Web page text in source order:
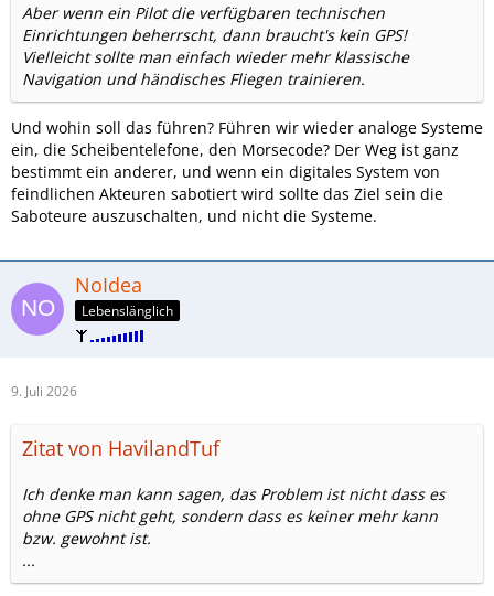
Aber wenn ein Pilot die verfügbaren technischen
Einrichtungen beherrscht, dann braucht's kein GPS!
Vielleicht sollte man einfach wieder mehr klassische
Navigation und händisches Fliegen trainieren.
Und wohin soll das führen? Führen wir wieder analoge Systeme
ein, die Scheibentelefone, den Morsecode? Der Weg ist ganz
bestimmt ein anderer, und wenn ein digitales System von
feindlichen Akteuren sabotiert wird sollte das Ziel sein die
Saboteure auszuschalten, und nicht die Systeme.
NoIdea
Lebenslänglich
9. Juli 2026
Zitat von HavilandTuf
Ich denke man kann sagen, das Problem ist nicht dass es
ohne GPS nicht geht, sondern dass es keiner mehr kann
bzw. gewohnt ist.
...